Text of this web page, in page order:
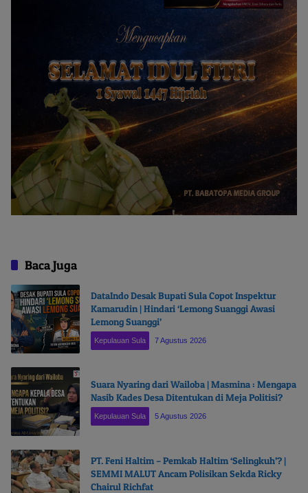
Baca Juga
DataIndo Desak Bupati Sula Copot Inspektur
Kamarudin | Hindari ‘Lemong Suanggi Awasi
Lemong Suanggi’
Kepulauan Sula 7 Agustus 2026
Suara Nyaring dari Wailoba | Masmina : Mengapa
Nasib Kades Desa Ditentukan di Meja Politisi?
Kepulauan Sula 5 Agustus 2026
PT. Feni Haltim – Pemkab Haltim ‘Selingkuh’? |
SEMMI MALUT Ancam Polisikan Sekda Ricky
Chairul Richfat